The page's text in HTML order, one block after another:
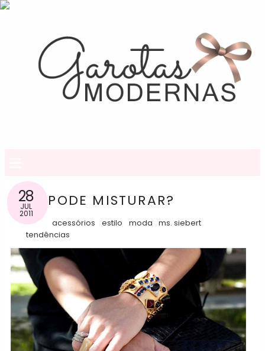
28
JUL
2011
PODE MISTURAR?
acessórios estilo moda ms. siebert
tendências